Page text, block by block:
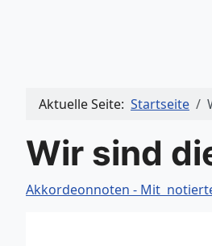
Aktuelle Seite: Startseite
Wir sind
Akkordeonnoten - Mit